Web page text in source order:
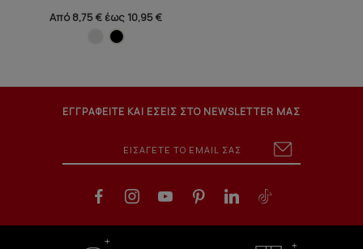
Από 8,75 € έως 10,95 €
ΕΓΓΡΑΦΕΙΤΕ ΚΑΙ ΕΣΕΙΣ ΣΤΟ NEWSLETTER ΜΑΣ